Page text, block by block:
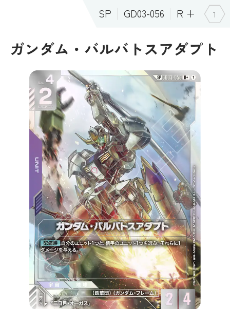
SP GD03-056 R + 1
ガンダム・バルバトスアダプト